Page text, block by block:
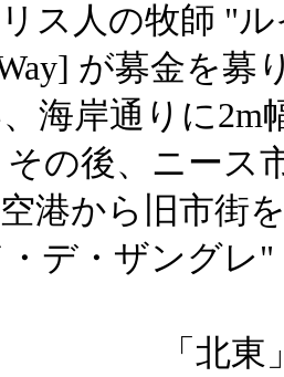
ス人の牧師 "ル
が募金を募
海岸通りに2m
の後、ニース
港から旧市街
・デ・ザング
「北東